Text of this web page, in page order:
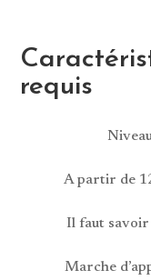
requis
A partir de
Il faut
Marche